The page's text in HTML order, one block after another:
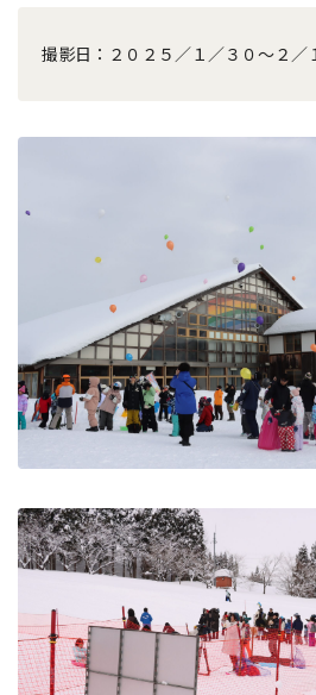
撮影日：２０２５／１／３０～２／